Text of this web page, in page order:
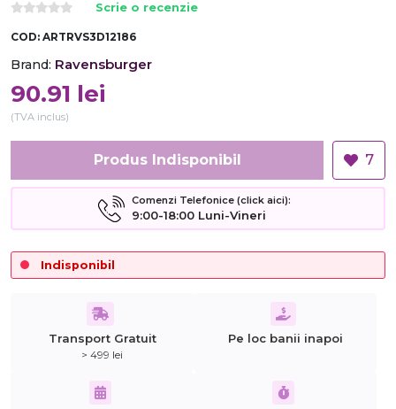
Scrie o recenzie
COD: ARTRVS3D12186
Brand: Ravensburger
90.91 lei
(TVA inclus)
Produs Indisponibil 7
Comenzi Telefonice (click aici):
9:00-18:00 Luni-Vineri
Indisponibil
Transport Gratuit
> 499 lei
Pe loc banii inapoi